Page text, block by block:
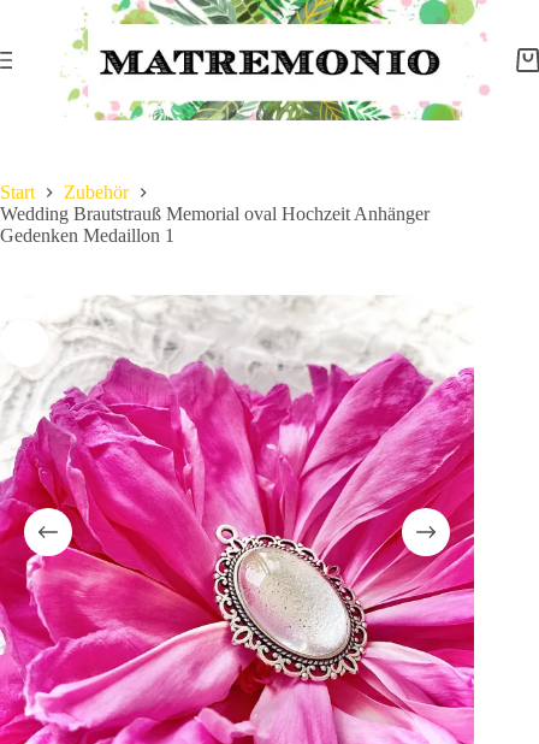
Start
Zubehör
Wedding Brautstrauß Memorial oval Hochzeit Anhänger
Gedenken Medaillon 1